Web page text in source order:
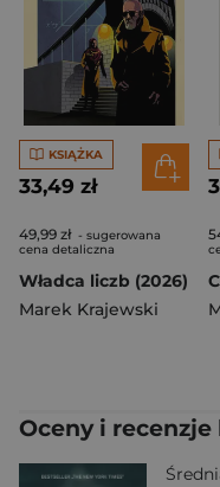
KSIĄŻKA
33,49 zł
49,99 zł - sugerowana
cena detaliczna
Władca liczb (2026)
Marek Krajewski
Oceny i recenzje